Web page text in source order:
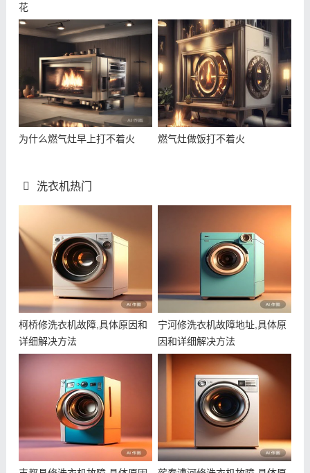
花
为什么燃气灶早上打不着火 燃气灶做饭打不着火
洗衣机热门
柯桥修洗衣机故障,具体原因和
详细解决方法
宁河修洗衣机故障地址,具体原
因和详细解决方法